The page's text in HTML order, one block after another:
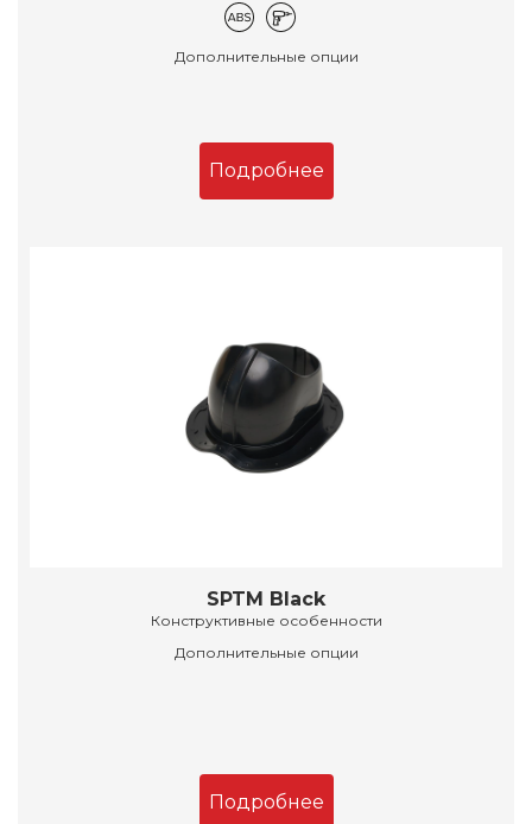
Дополнительные опции
Подробнее
SPTM Black
Конструктивные особенности
Дополнительные опции
Подробнее